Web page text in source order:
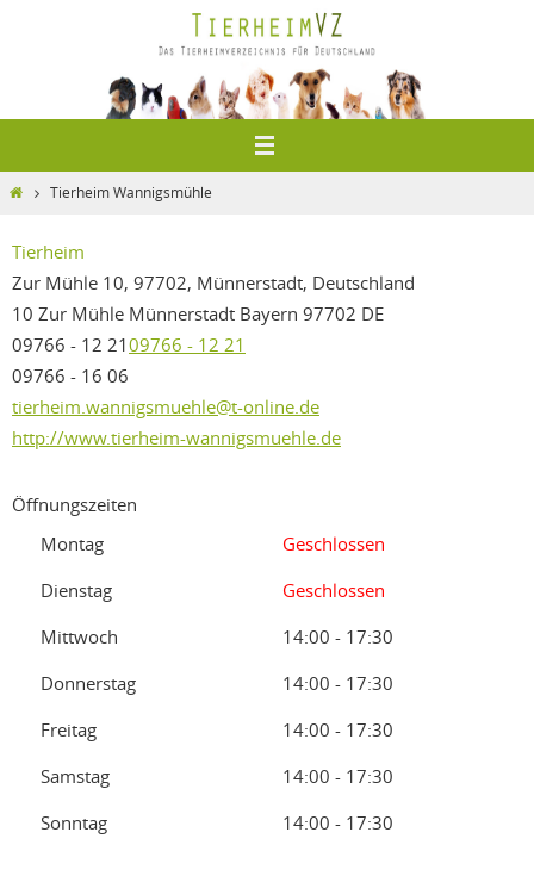
HomeTierheim Wannigsmühle
Tierheim
Zur Mühle 10, 97702, Münnerstadt, Deutschland
10 Zur Mühle Münnerstadt Bayern 97702 DE
09766 - 12 2109766 - 12 21
09766 - 16 06
tierheim.wannigsmuehle@t-online.de
http://www.tierheim-wannigsmuehle.de
Öffnungszeiten
Montag
Geschlossen
Dienstag
Geschlossen
Mittwoch
14:00 - 17:30
Donnerstag
14:00 - 17:30
Freitag
14:00 - 17:30
Samstag
14:00 - 17:30
Sonntag
14:00 - 17:30